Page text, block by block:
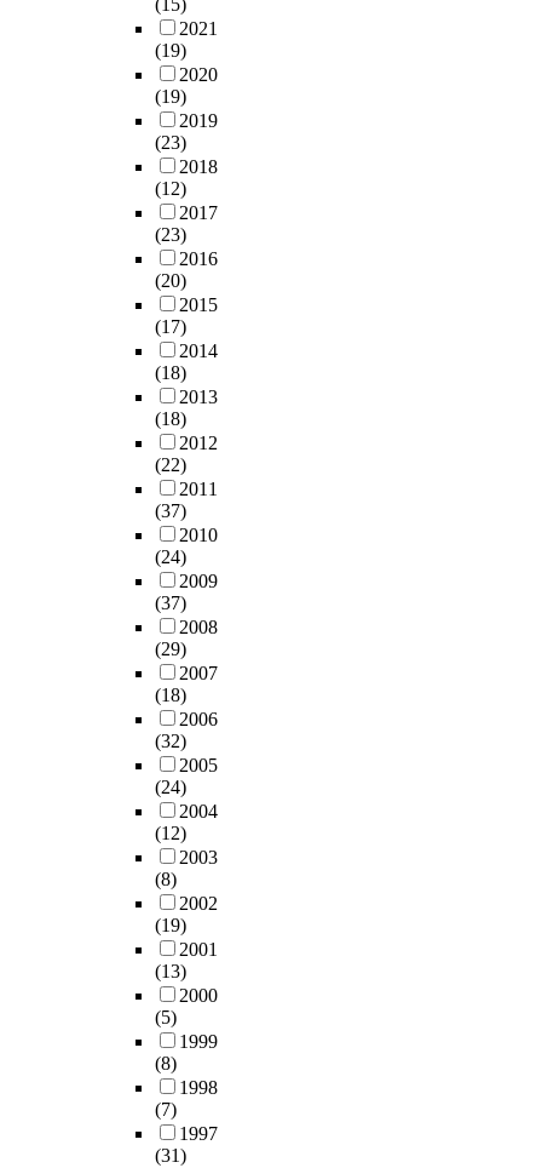
(15)
2021
(19)
2020
(19)
2019
(23)
2018
(12)
2017
(23)
2016
(20)
2015
(17)
2014
(18)
2013
(18)
2012
(22)
2011
(37)
2010
(24)
2009
(37)
2008
(29)
2007
(18)
2006
(32)
2005
(24)
2004
(12)
2003
(8)
2002
(19)
2001
(13)
2000
(5)
1999
(8)
1998
(7)
1997
(31)